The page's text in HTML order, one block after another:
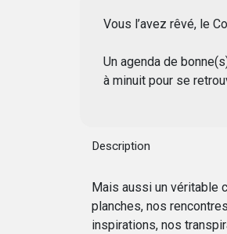
Vous l’avez rêvé, le
Un agenda de
à minuit pour se
Description
Mais aussi un véritable
planches, nos
inspirations, nos